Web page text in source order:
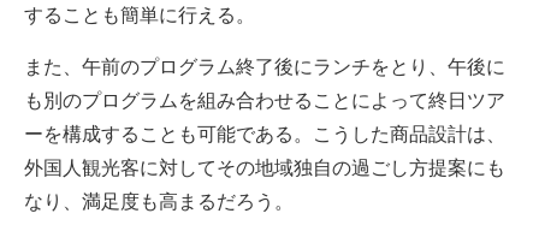
することも簡単に行える。
また、午前のプログラム終了後にランチをとり、午後に
も別のプログラムを組み合わせることによって終日ツア
ーを構成することも可能である。こうした商品設計は、
外国人観光客に対してその地域独自の過ごし方提案にも
なり、満足度も高まるだろう。